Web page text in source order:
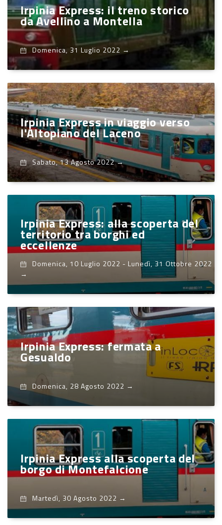
Irpinia Express: il treno storico
da Avellino a Montella
Domenica, 31 Luglio 2022 →
Irpinia Express in viaggio verso
l'Altopiano del Laceno
Sabato, 13 Agosto 2022→
Irpinia Express: alla scoperta del
territorio tra borghi ed
eccellenze
Domenica, 10 Luglio 2022 - Lunedì, 31 Ottobre 2022
→
Irpinia Express: fermata a
Gesualdo
Domenica, 28 Agosto 2022 →
Irpinia Express alla scoperta del
borgo di Montefalcione
Martedì, 30 Agosto 2022 →